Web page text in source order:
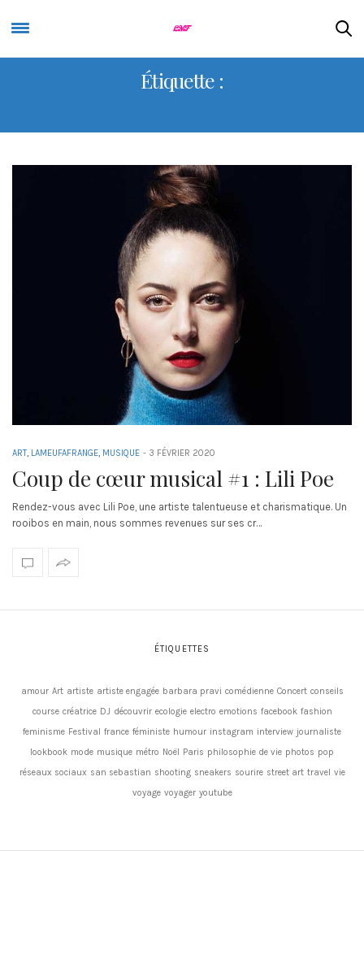
Étiquette :
ART, LAMEUFAFRANGE, MUSIQUE - 3 FÉVRIER 2020
Coup de cœur musical #1 : Lili Poe
Rendez-vous avec Lili Poe, une artiste talentueuse et charismatique. Un
rooibos en main, nous sommes revenues sur ses cr…
ÉTIQUETTES
amour Art artiste artiste engagée barbara pravi comédienne Concert conseils
course créatrice DJ découvrir ecologie electro emotions facebook fashion
feminisme Festival france féministe humour instagram interview journaliste
lookbook mode musique métro Noël Paris philosophie de vie photos pop
réseaux sociaux san sebastian shooting sneakers sourire street art travel vie
voyage voyager youtube